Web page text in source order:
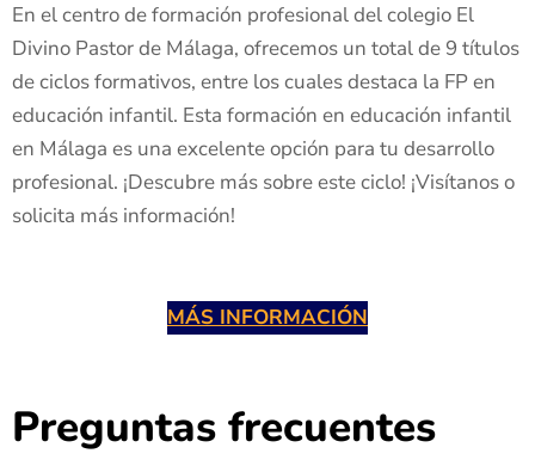
En el centro de formación profesional del colegio El
Divino Pastor de Málaga, ofrecemos un total de 9 títulos
de ciclos formativos, entre los cuales destaca la FP en
educación infantil. Esta formación en educación infantil
en Málaga es una excelente opción para tu desarrollo
profesional. ¡Descubre más sobre este ciclo! ¡Visítanos o
solicita más información!
MÁS INFORMACIÓN
Preguntas frecuentes